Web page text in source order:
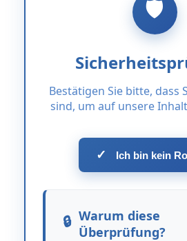
Bestätigen Sie bitte, dass
sind, um auf unsere
✓ Ich bin kein
Warum diese
Überprüfung?